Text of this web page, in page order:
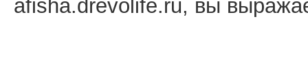
afisha.drevolife.ru, вы